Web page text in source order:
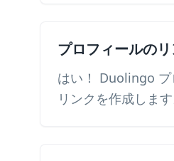
プロフィールのリ
はい！ Duolingo
リンクを作成します